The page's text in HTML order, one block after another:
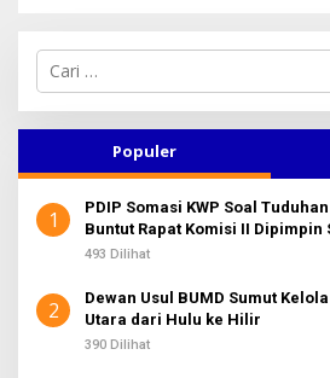
C
i
n
u
k
Populer
1
PDIP Somasi KWP Soal
Buntut Rapat Komisi II Dipimpin
493 Dilihat
2
Dewan Usul BUMD Sumut
Utara dari Hulu ke Hilir
390 Dilihat